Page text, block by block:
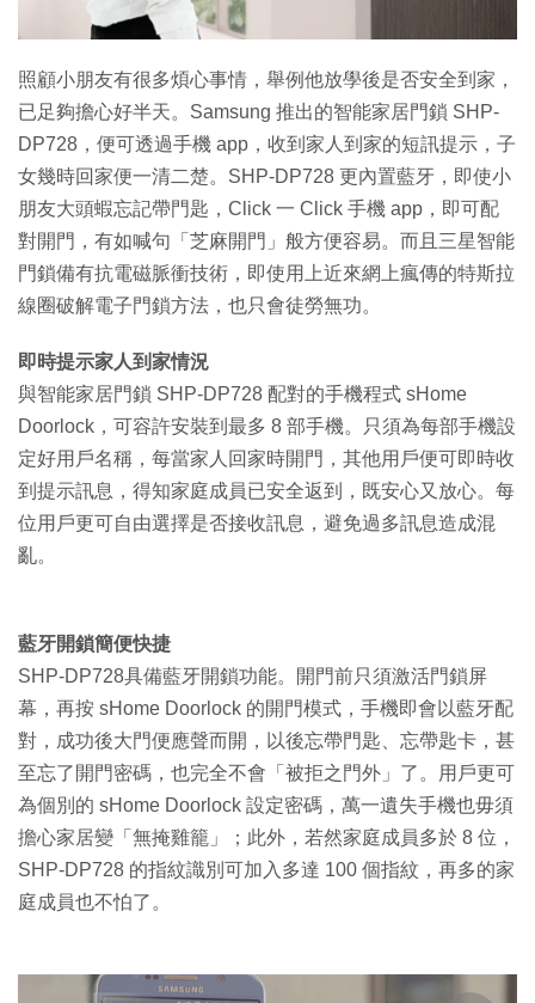
照顧小朋友有很多煩心事情，舉例他放學後是否安全到家，
已足夠擔心好半天。Samsung 推出的智能家居門鎖 SHP-
DP728，便可透過手機 app，收到家人到家的短訊提示，子
女幾時回家便一清二楚。SHP-DP728 更內置藍牙，即使小
朋友大頭蝦忘記帶門匙，Click 一 Click 手機 app，即可配
對開門，有如喊句「芝麻開門」般方便容易。而且三星智能
門鎖備有抗電磁脈衝技術，即使用上近來網上瘋傳的特斯拉
線圈破解電子門鎖方法，也只會徒勞無功。
即時提示家人到家情況
與智能家居門鎖 SHP-DP728 配對的手機程式 sHome
Doorlock，可容許安裝到最多 8 部手機。只須為每部手機設
定好用戶名稱，每當家人回家時開門，其他用戶便可即時收
到提示訊息，得知家庭成員已安全返到，既安心又放心。每
位用戶更可自由選擇是否接收訊息，避免過多訊息造成混
亂。
藍牙開鎖簡便快捷
SHP-DP728具備藍牙開鎖功能。開門前只須激活門鎖屏
幕，再按 sHome Doorlock 的開門模式，手機即會以藍牙配
對，成功後大門便應聲而開，以後忘帶門匙、忘帶匙卡，甚
至忘了開門密碼，也完全不會「被拒之門外」了。用戶更可
為個別的 sHome Doorlock 設定密碼，萬一遺失手機也毋須
擔心家居變「無掩雞籠」；此外，若然家庭成員多於 8 位，
SHP-DP728 的指紋識別可加入多達 100 個指紋，再多的家
庭成員也不怕了。